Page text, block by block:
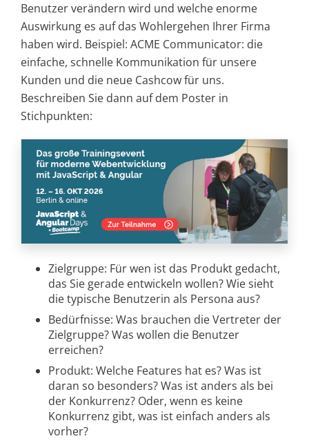
Benutzer verändern wird und welche enorme
Auswirkung es auf das Wohlergehen Ihrer Firma
haben wird. Beispiel: ACME Communicator: die
einfache, schnelle Kommunikation für unsere
Kunden und die neue Cashcow für uns.
Beschreiben Sie dann auf dem Poster in
Stichpunkten:
Zielgruppe: Für wen ist das Produkt gedacht,
das Sie gerade entwickeln wollen? Wie sieht
die typische Benutzerin als Persona aus?
Bedürfnisse: Was brauchen die Vertreter der
Zielgruppe? Was wollen die Benutzer
erreichen?
Produkt: Welche Features hat es? Was ist
daran so besonders? Was ist anders als bei
der Konkurrenz? Oder, wenn es keine
Konkurrenz gibt, was ist einfach anders als
vorher?